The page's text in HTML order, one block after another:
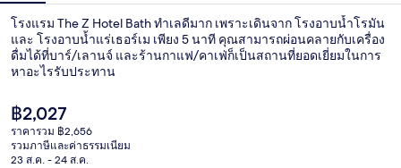
โรงแรม The Z Hotel Bath ทำเลดีมาก เพราะเดินจาก โรงอาบน้ำโรมัน
และ โรงอาบน้ำแร่เธอร์เม เพียง 5 นาที คุณสามารถผ่อนคลายกับเครื่อง
ดื่มได้ที่บาร์/เลานจ์ และร้านกาแฟ/คาเฟ่ก็เป็นสถานที่ยอดเยี่ยมในการ
หาอะไรรับประทาน
ราคา
ปัจจุบัน
฿2,027
฿2,027
ราคารวม ฿2,656
รวมภาษีและค่าธรรมเนียม
23 ส.ค. - 24 ส.ค.